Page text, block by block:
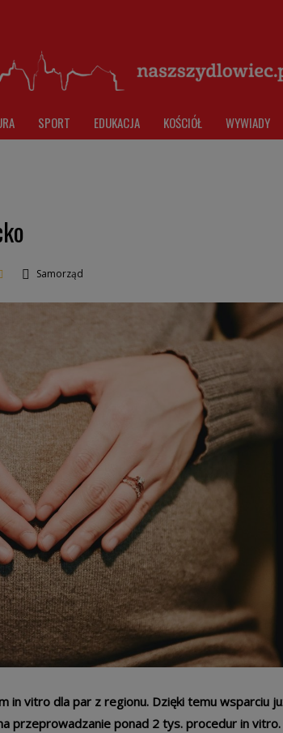
SPORT EDUKACJA KOŚCIÓŁ WYWIADY
Samorząd
in vitro dla par z regionu. Dzięki temu wsparciu
przeprowadzanie ponad 2 tys. procedur in